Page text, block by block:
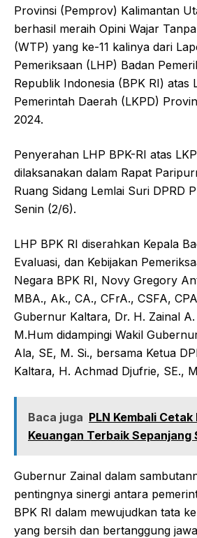
Provinsi (Pemprov) Kalimantan
berhasil meraih Opini Wajar
(WTP) yang ke-11 kalinya dari
Pemeriksaan (LHP) Badan
Republik Indonesia (BPK RI) atas
Pemerintah Daerah (LKPD)
2024.
Penyerahan LHP BPK-RI atas
dilaksanakan dalam Rapat
Ruang Sidang Lemlai Suri DPRD
Senin (2/6).
LHP BPK RI diserahkan Kepala
Evaluasi, dan Kebijakan
Negara BPK RI, Novy Gregory
MBA., Ak., CA., CFrA., CSFA,
Gubernur Kaltara, Dr. H. Zainal
M.Hum didampingi Wakil
Ala, SE, M. Si., bersama Ketua
Kaltara, H. Achmad Djufrie, SE.,
Baca juga PLN Kembali Cetak
Keuangan Terbaik Sepanjang
Gubernur Zainal dalam
pentingnya sinergi antara
BPK RI dalam mewujudkan tata
yang bersih dan bertanggung